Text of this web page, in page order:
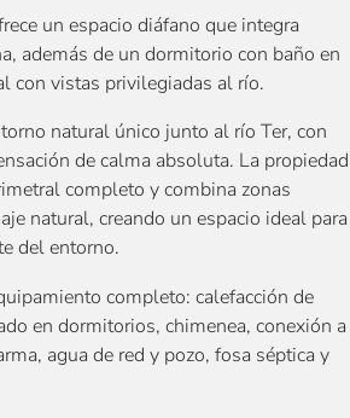
un espacio diáfano que integra
además de un dormitorio con baño en
con vistas privilegiadas al río.
natural único junto al río Ter, con
de calma absoluta. La propiedad
completo y combina zonas
natural, creando un espacio ideal para
del entorno.
completo: calefacción de
en dormitorios, chimenea, conexión a
agua de red y pozo, fosa séptica y